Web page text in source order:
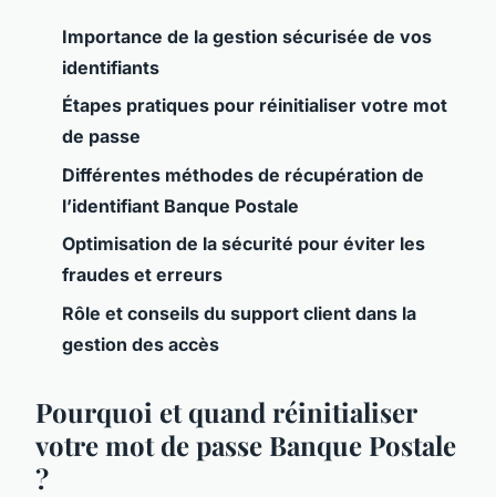
Importance de la gestion sécurisée de vos
identifiants
Étapes pratiques pour réinitialiser votre mot
de passe
Différentes méthodes de récupération de
l’identifiant Banque Postale
Optimisation de la sécurité pour éviter les
fraudes et erreurs
Rôle et conseils du support client dans la
gestion des accès
Pourquoi et quand réinitialiser
votre mot de passe Banque Postale
?